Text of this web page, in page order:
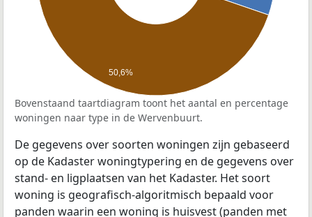
50,6%
Bovenstaand taartdiagram toont het aantal en percentage
woningen naar type in de Wervenbuurt.
De gegevens over soorten woningen zijn gebaseerd
op de Kadaster woningtypering en de gegevens over
stand- en ligplaatsen van het Kadaster. Het soort
woning is geografisch-algoritmisch bepaald voor
panden waarin een woning is huisvest (panden met